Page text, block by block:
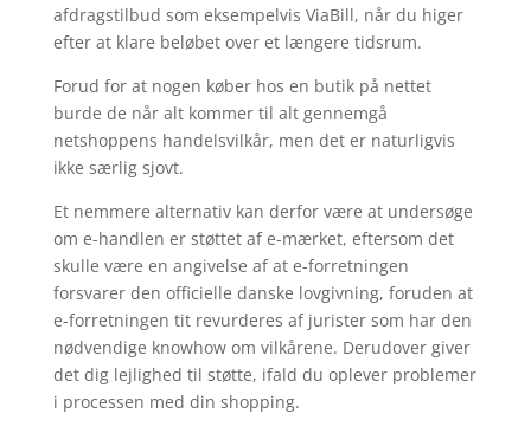
afdragstilbud som eksempelvis ViaBill, når du higer
efter at klare beløbet over et længere tidsrum.
Forud for at nogen køber hos en butik på nettet
burde de når alt kommer til alt gennemgå
netshoppens handelsvilkår, men det er naturligvis
ikke særlig sjovt.
Et nemmere alternativ kan derfor være at undersøge
om e-handlen er støttet af e-mærket, eftersom det
skulle være en angivelse af at e-forretningen
forsvarer den officielle danske lovgivning, foruden at
e-forretningen tit revurderes af jurister som har den
nødvendige knowhow om vilkårene. Derudover giver
det dig lejlighed til støtte, ifald du oplever problemer
i processen med din shopping.